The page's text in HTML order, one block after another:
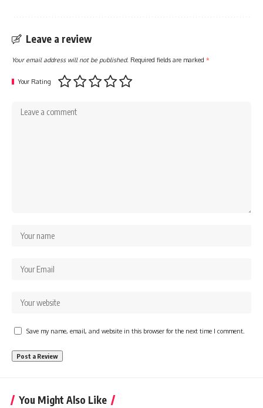
Leave a review
Your email address will not be published. Required fields are marked *
Your Rating
Save my name, email, and website in this browser for the next time I comment.
You Might Also Like